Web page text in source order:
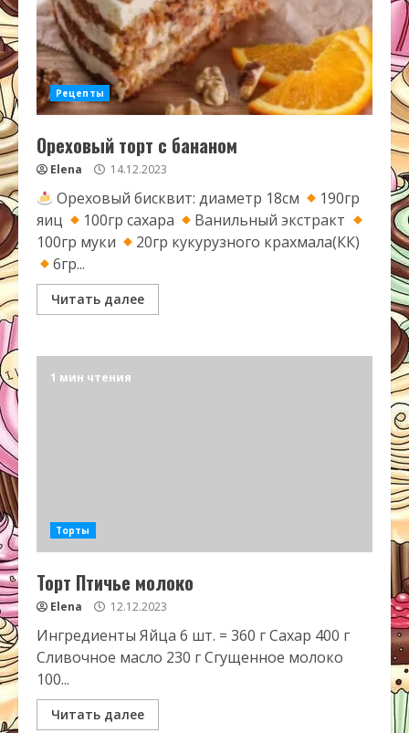
Рецепты
Ореховый торт с бананом
Elena 14.12.2023
Ореховый бисквит: диаметр 18см
190гр
яиц
100гр сахара
Ванильный экстракт
100гр муки
20гр кукурузного крахмала(КК)
6гр...
Читать далее
1 мин чтения
Торты
Торт Птичье молоко
Elena 12.12.2023
Ингредиенты Яйца 6 шт. = 360 г Сахар 400 г
Сливочное масло 230 г Сгущенное молоко
100...
Читать далее